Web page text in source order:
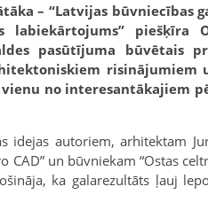
– “Latvijas būvniecības
labiekārtojums” piešķīra
pasūtījuma būvētais
risinājumiem
no interesantākajiem
idejas autoriem, arhitektam
CAD” un būvniekam “Ostas
ka galarezultāts ļauj